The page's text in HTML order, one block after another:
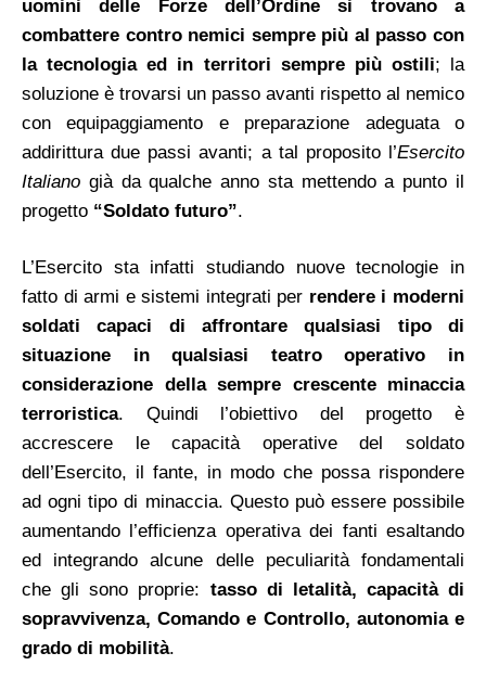
uomini delle Forze dell’Ordine si trovano a
combattere contro nemici sempre più al passo con
la tecnologia ed in territori sempre più ostili; la
soluzione è trovarsi un passo avanti rispetto al nemico
con equipaggiamento e preparazione adeguata o
addirittura due passi avanti; a tal proposito l’Esercito
Italiano già da qualche anno sta mettendo a punto il
progetto “Soldato futuro”.
L’Esercito sta infatti studiando nuove tecnologie in
fatto di armi e sistemi integrati per rendere i moderni
soldati capaci di affrontare qualsiasi tipo di
situazione in qualsiasi teatro operativo in
considerazione della sempre crescente minaccia
terroristica. Quindi l’obiettivo del progetto è
accrescere le capacità operative del soldato
dell’Esercito, il fante, in modo che possa rispondere
ad ogni tipo di minaccia. Questo può essere possibile
aumentando l’efficienza operativa dei fanti esaltando
ed integrando alcune delle peculiarità fondamentali
che gli sono proprie: tasso di letalità, capacità di
sopravvivenza, Comando e Controllo, autonomia e
grado di mobilità.